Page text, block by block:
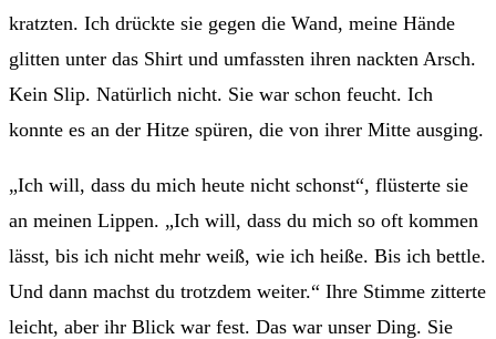
kratzten. Ich drückte sie gegen die Wand, meine Hände
glitten unter das Shirt und umfassten ihren nackten Arsch.
Kein Slip. Natürlich nicht. Sie war schon feucht. Ich
konnte es an der Hitze spüren, die von ihrer Mitte ausging.
„Ich will, dass du mich heute nicht schonst“, flüsterte sie
an meinen Lippen. „Ich will, dass du mich so oft kommen
lässt, bis ich nicht mehr weiß, wie ich heiße. Bis ich bettle.
Und dann machst du trotzdem weiter.“ Ihre Stimme zitterte
leicht, aber ihr Blick war fest. Das war unser Ding. Sie